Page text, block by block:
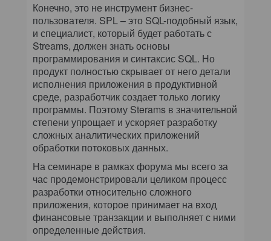
Конечно, это не инструмент бизнес-
пользователя. SPL – это SQL-подобный язык,
и специалист, который будет работать с
Streams, должен знать основы
программирования и синтаксис SQL. Но
продукт полностью скрывает от него детали
исполнения приложения в продуктивной
среде, разработчик создает только логику
программы. Поэтому Sterams в значительной
степени упрощает и ускоряет разработку
сложных аналитических приложений
обработки потоковых данных.
На семинаре в рамках форума мы всего за
час продемонстрировали целиком процесс
разработки относительно сложного
приложения, которое принимает на вход
финансовые транзакции и выполняет с ними
определенные действия.